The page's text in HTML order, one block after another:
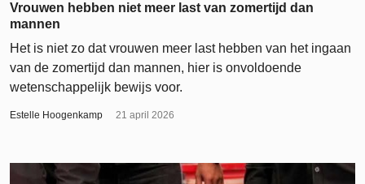
Vrouwen hebben niet meer last van zomertijd dan
mannen
Het is niet zo dat vrouwen meer last hebben van het ingaan
van de zomertijd dan mannen, hier is onvoldoende
wetenschappelijk bewijs voor.
Estelle Hoogenkamp 21 april 2026